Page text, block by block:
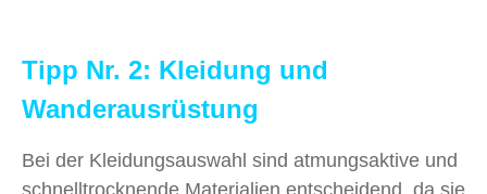
Tipp Nr. 2: Kleidung und
Wanderausrüstung
Bei der Kleidungsauswahl sind atmungsaktive und